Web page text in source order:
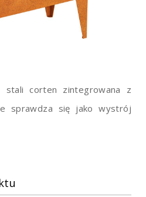
corten zintegrowana z
sprawdza się jako wystrój